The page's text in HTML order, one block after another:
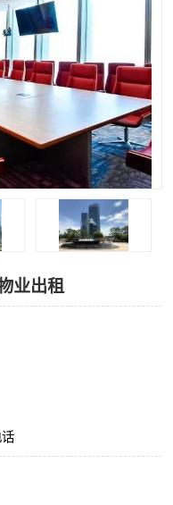
业出租
安中心区
福田车公庙
南山南油
罗湖区
乡
岩
丽